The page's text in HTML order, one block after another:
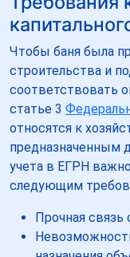
Чтобы баня была
строительства и
соответствовать
статье 3
относятся к
предназначенным
учета в ЕГРН
следующим
Прочная связь